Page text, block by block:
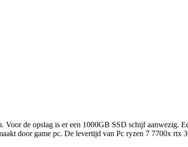
de opslag is er een 1000GB SSD schijf aanwezig.
door game pc. De levertijd van Pc ryzen 7 7700x rtx